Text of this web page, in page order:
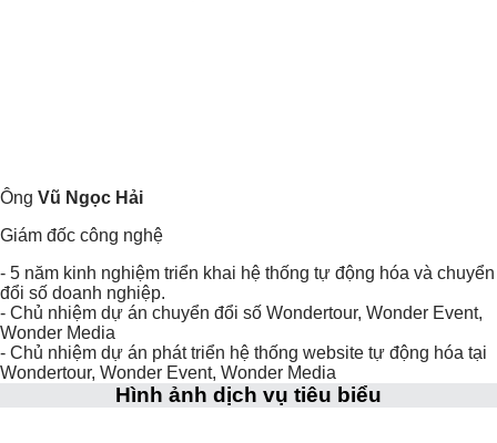
Ông Vũ Ngọc Hải
Giám đốc công nghệ
- 5 năm kinh nghiệm triển khai hệ thống tự động hóa và chuyển
đổi số doanh nghiệp.
- Chủ nhiệm dự án chuyển đổi số Wondertour, Wonder Event,
Wonder Media
- Chủ nhiệm dự án phát triển hệ thống website tự động hóa tại
Wondertour, Wonder Event, Wonder Media
Hình ảnh dịch vụ tiêu biểu